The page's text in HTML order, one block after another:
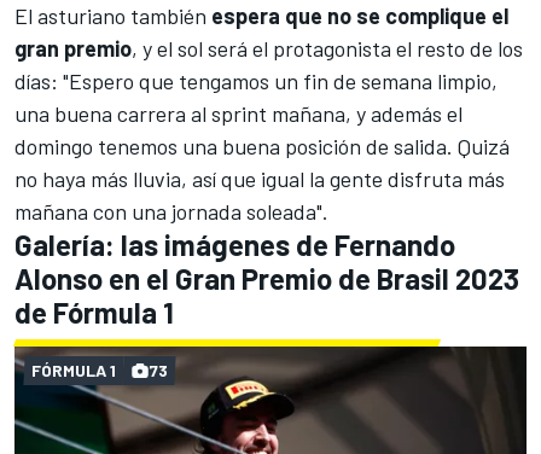
El asturiano también espera que no se complique el
gran premio, y el sol será el protagonista el resto de los
días: "Espero que tengamos un fin de semana limpio,
una buena carrera al sprint mañana, y además el
domingo tenemos una buena posición de salida. Quizá
no haya más lluvia, así que igual la gente disfruta más
mañana con una jornada soleada".
Galería: las imágenes de Fernando
Alonso en el Gran Premio de Brasil 2023
de Fórmula 1
FÓRMULA 1 73